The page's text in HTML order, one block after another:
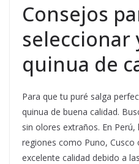
Consejos
seleccionar
quinua de
Para que tu puré salga
quinua de buena calidad.
sin olores extraños. En
regiones como Puno, Cusco
excelente calidad debido a